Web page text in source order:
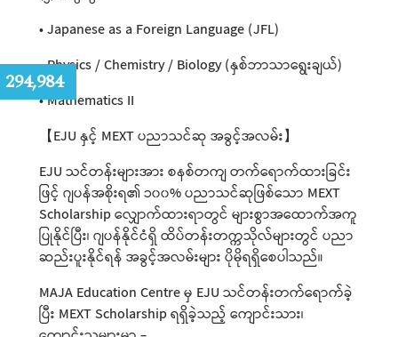
• Japanese as a Foreign Language (JFL)
• Physics / Chemistry / Biology (နှစ်ဘာသာရွေးချယ်)
• Mathematics II
【EJU နှင့် MEXT ပညာသင်ဆု အခွင့်အလမ်း】
EJU သင်တန်းများအား စနစ်တကျ တက်ရောက်ထားခြင်း
ဖြင့် ဂျပန်အစိုးရ၏ ၁၀၀% ပညာသင်ဆုဖြစ်သော MEXT
Scholarship လျှောက်ထားရာတွင် များစွာအထောက်အကူ
ပြုနိုင်ပြီး၊ ဂျပန်နိုင်ငံရှိ ထိပ်တန်းတက္ကသိုလ်များတွင် ပညာ
ဆည်းပူးနိုင်ရန် အခွင့်အလမ်းများ ပိုမိုရရှိစေပါသည်။
MAJA Education Centre မှ EJU သင်တန်းတက်ရောက်ခဲ့
ပြီး MEXT Scholarship ရရှိခဲ့သည့် ကျောင်းသား၊
294,984